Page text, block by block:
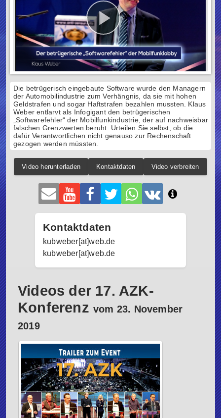
Die betrügerisch eingebaute Software wurde den Managern
der Automobilindustrie zum Verhängnis, da sie mit hohen
Geldstrafen und sogar Haftstrafen bezahlen mussten. Klaus
Weber entlarvt als Infogigant den betrügerischen
„Softwarefehler“ der Mobilfunkindustrie, der auf nachweisbar
falschen Grenzwerten beruht. Urteilen Sie selbst, ob die
dafür Verantwortlichen nicht genauso zur Rechenschaft
gezogen werden müssten.
Video herunterladen Kontaktdaten Video verbreiten
Kontaktdaten
kubweber[at]web.de
kubweber[at]web.de
Videos der 17. AZK-
Konferenz vom 23. November
2019